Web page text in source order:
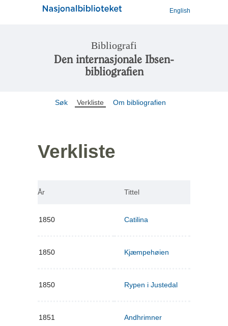
English
Bibliografi
Den internasjonale Ibsen-
bibliografien
Søk Verkliste Om bibliografien
Verkliste
År Tittel
1850 Catilina
1850 Kjæmpehøien
1850 Rypen i Justedal
1851 Andhrimner